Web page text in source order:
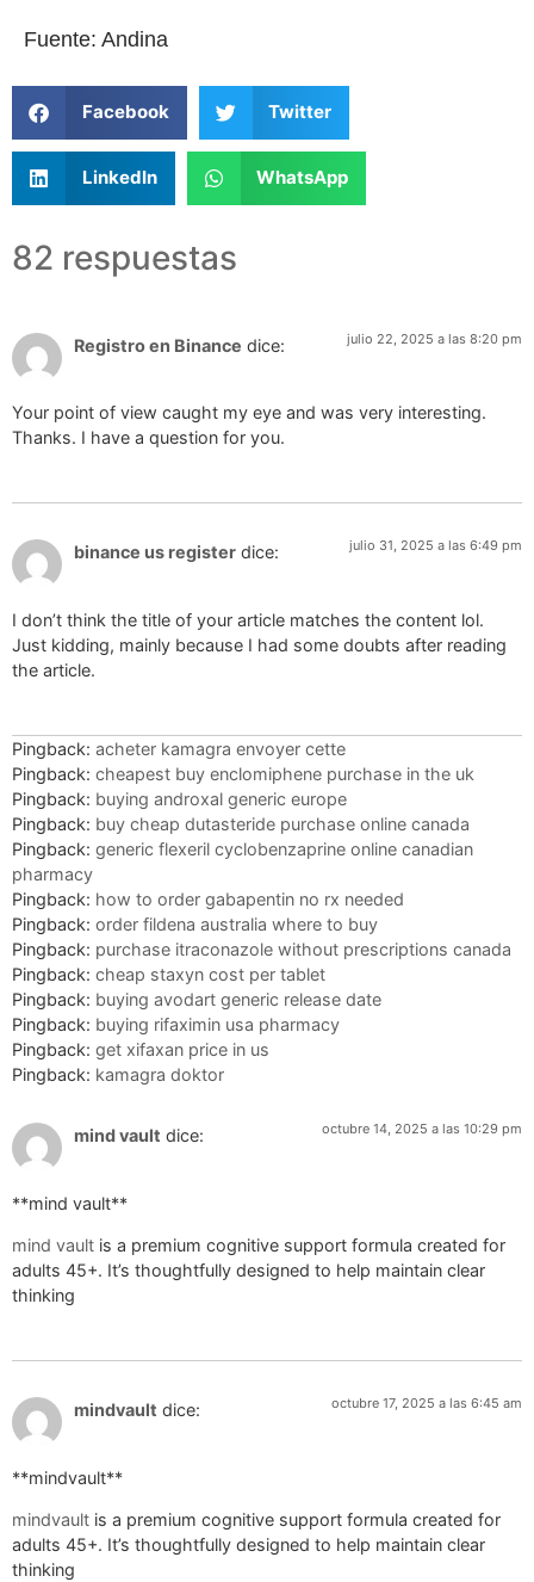
Fuente: Andina
Facebook Twitter
LinkedIn WhatsApp
82 respuestas
Registro en Binance dice: julio 22, 2025 a las 8:20 pm
Your point of view caught my eye and was very interesting.
Thanks. I have a question for you.
binance us register dice: julio 31, 2025 a las 6:49 pm
I don’t think the title of your article matches the content lol.
Just kidding, mainly because I had some doubts after reading
the article.
Pingback: acheter kamagra envoyer cette
Pingback: cheapest buy enclomiphene purchase in the uk
Pingback: buying androxal generic europe
Pingback: buy cheap dutasteride purchase online canada
Pingback: generic flexeril cyclobenzaprine online canadian
pharmacy
Pingback: how to order gabapentin no rx needed
Pingback: order fildena australia where to buy
Pingback: purchase itraconazole without prescriptions canada
Pingback: cheap staxyn cost per tablet
Pingback: buying avodart generic release date
Pingback: buying rifaximin usa pharmacy
Pingback: get xifaxan price in us
Pingback: kamagra doktor
mind vault dice: octubre 14, 2025 a las 10:29 pm
**mind vault**
mind vault is a premium cognitive support formula created for
adults 45+. It’s thoughtfully designed to help maintain clear
thinking
mindvault dice: octubre 17, 2025 a las 6:45 am
** mindvault**
mindvault is a premium cognitive support formula created for
adults 45+. It’s thoughtfully designed to help maintain clear
thinking